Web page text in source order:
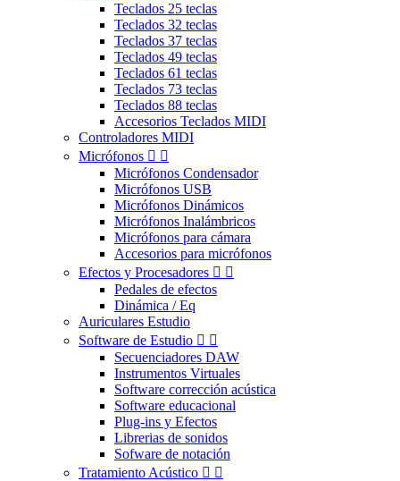
Teclados 25 teclas
Teclados 32 teclas
Teclados 37 teclas
Teclados 49 teclas
Teclados 61 teclas
Teclados 73 teclas
Teclados 88 teclas
Accesorios Teclados MIDI
Controladores MIDI
Micrófonos  
Micrófonos Condensador
Micrófonos USB
Micrófonos Dinámicos
Micrófonos Inalámbricos
Micrófonos para cámara
Accesorios para micrófonos
Efectos y Procesadores  
Pedales de efectos
Dinámica / Eq
Auriculares Estudio
Software de Estudio  
Secuenciadores DAW
Instrumentos Virtuales
Software corrección acústica
Software educacional
Plug-ins y Efectos
Librerias de sonidos
Sofware de notación
Tratamiento Acústico  